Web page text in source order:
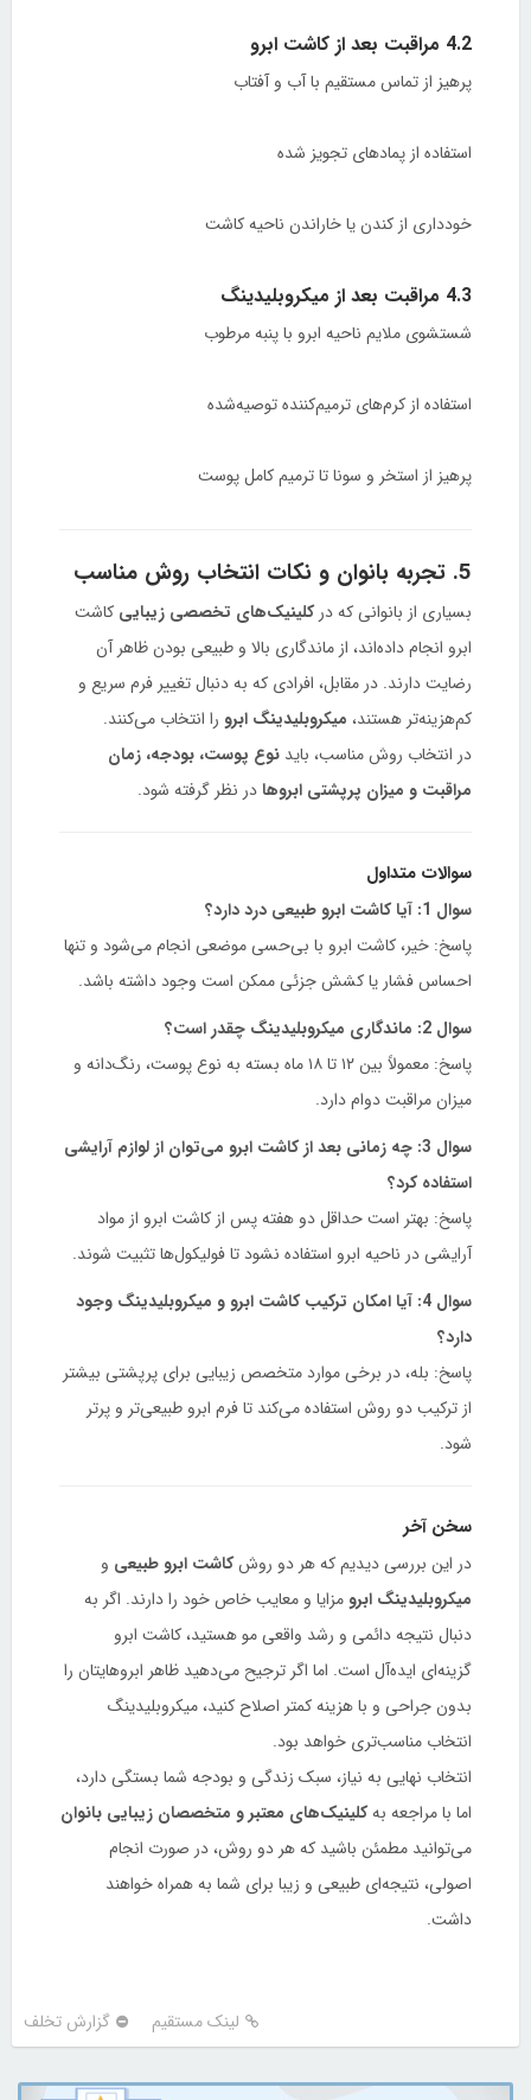
4.2 مراقبت بعد از کاشت ابرو
پرهیز از تماس مستقیم با آب و آفتاب
استفاده از پمادهای تجویز شده
خودداری از کندن یا خاراندن ناحیه کاشت
4.3 مراقبت بعد از میکروبلیدینگ
شستشوی ملایم ناحیه ابرو با پنبه مرطوب
استفاده از کرم‌های ترمیم‌کننده توصیه‌شده
پرهیز از استخر و سونا تا ترمیم کامل پوست
5. تجربه بانوان و نکات انتخاب روش مناسب
بسیاری از بانوانی که درکلینیک‌های تخصصی زیبایی کاشت
ابرو انجام داده‌اند، از ماندگاری بالا و طبیعی بودن ظاهر آن
رضایت دارند. در مقابل، افرادی که به دنبال تغییر فرم سریع و
کم‌هزینه‌تر هستند، میکروبلیدینگ ابرو را انتخاب می‌کنند.
در انتخاب روش مناسب، باید نوع پوست، بودجه، زمان
مراقبت و میزان پرپشتی ابروها در نظر گرفته شود.
سوالات متداول
سوال 1: آیا کاشت ابرو طبیعی درد دارد؟
پاسخ: خیر، کاشت ابرو با بی‌حسی موضعی انجام می‌شود و تنها
احساس فشار یا کشش جزئی ممکن است وجود داشته باشد.
سوال 2: ماندگاری میکروبلیدینگ چقدر است؟
پاسخ: معمولاً بین ۱۲ تا ۱۸ ماه بسته به نوع پوست، رنگ‌دانه و
میزان مراقبت دوام دارد.
سوال 3: چه زمانی بعد از کاشت ابرو می‌توان از لوازم آرایشی
استفاده کرد؟
پاسخ: بهتر است حداقل دو هفته پس از کاشت ابرو از مواد
آرایشی در ناحیه ابرو استفاده نشود تا فولیکول‌ها تثبیت شوند.
سوال 4: آیا امکان ترکیب کاشت ابرو و میکروبلیدینگ وجود
دارد؟
پاسخ: بله، در برخی موارد متخصص زیبایی برای پرپشتی بیشتر
از ترکیب دو روش استفاده می‌کند تا فرم ابرو طبیعی‌تر و پرتر
شود.
سخن آخر
در این بررسی دیدیم که هر دو روشکاشت ابرو طبیعی و
میکروبلیدینگ ابرو مزایا و معایب خاص خود را دارند. اگر به
دنبال نتیجه دائمی و رشد واقعی مو هستید، کاشت ابرو
گزینه‌ای ایده‌آل است. اما اگر ترجیح می‌دهید ظاهر ابروهایتان را
بدون جراحی و با هزینه کمتر اصلاح کنید، میکروبلیدینگ
انتخاب مناسب‌تری خواهد بود.
انتخاب نهایی به نیاز، سبک زندگی و بودجه شما بستگی دارد،
اما با مراجعه بهکلینیک‌های معتبر و متخصصان زیبایی بانوان
می‌توانید مطمئن باشید که هر دو روش، در صورت انجام
اصولی، نتیجه‌ای طبیعی و زیبا برای شما به همراه خواهند
داشت.
لینک مستقیم گزارش تخلف